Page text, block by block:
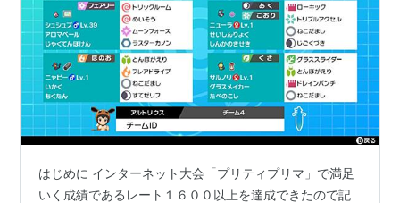
はじめに インターネット大会「プリティプリマ」で満足
いく成績であるレート１６００以上を達成できたので記